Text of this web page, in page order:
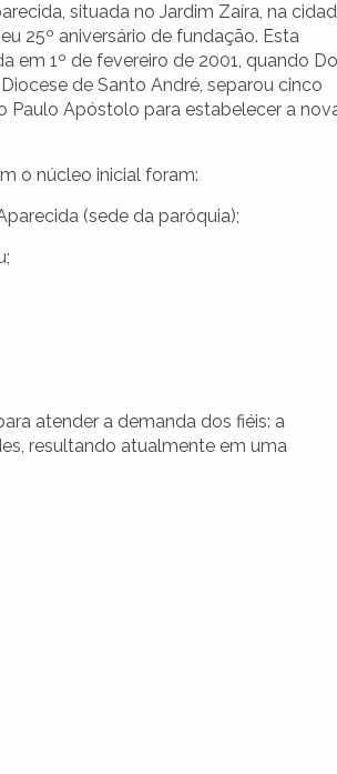
situada no Jardim Zaíra, na
25º aniversário de fundação. Esta
em 1º de fevereiro de 2001, quando
de Santo André, separou cinco
Paulo Apóstolo para estabelecer a
o núcleo inicial foram:
(sede da paróquia);
atender a demanda dos fiéis: a
resultando atualmente em uma